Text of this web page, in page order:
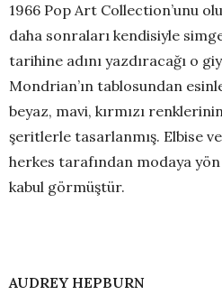
1966 Pop Art Collection’unu
daha sonraları kendisiyle
tarihine adını yazdıracağı o
Mondrian’ın tablosundan
beyaz, mavi, kırmızı
şeritlerle tasarlanmış. Elbise
herkes tarafından modaya
kabul görmüştür.
AUDREY HEPBURN